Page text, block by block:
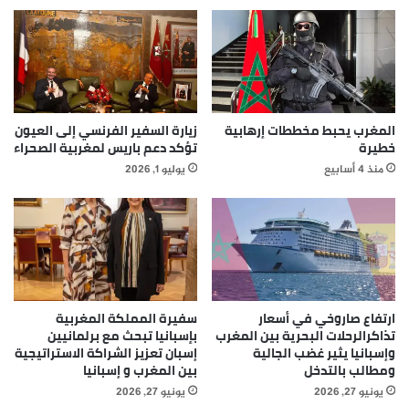
المغرب يحبط مخططات إرهابية
خطيرة
منذ 4 أسابيع
زيارة السفير الفرنسي إلى العيون
تؤكد دعم باريس لمغربية الصحراء
يوليو 1, 2026
ارتفاع صاروخي في أسعار
تذاكرالرحلات البحرية بين المغرب
وإسبانيا يثير غضب الجالية
ومطالب بالتدخل
يونيو 27, 2026
سفيرة المملكة المغربية
بإسبانيا تبحث مع برلمانيين
إسبان تعزيز الشراكة الاستراتيجية
بين المغرب و إسبانيا
يونيو 27, 2026